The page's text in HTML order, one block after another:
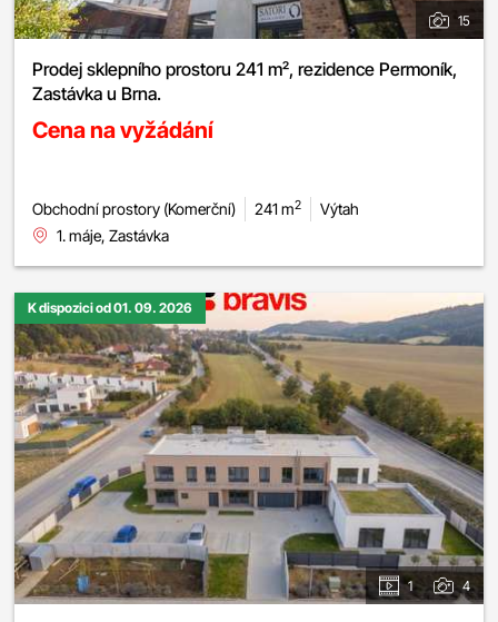
15
Prodej sklepního prostoru 241 m², rezidence Permoník,
Zastávka u Brna.
Cena na vyžádání
Obchodní prostory (Komerční) 241 m2
Výtah
1. máje, Zastávka
K dispozici od 01. 09. 2026
1 4